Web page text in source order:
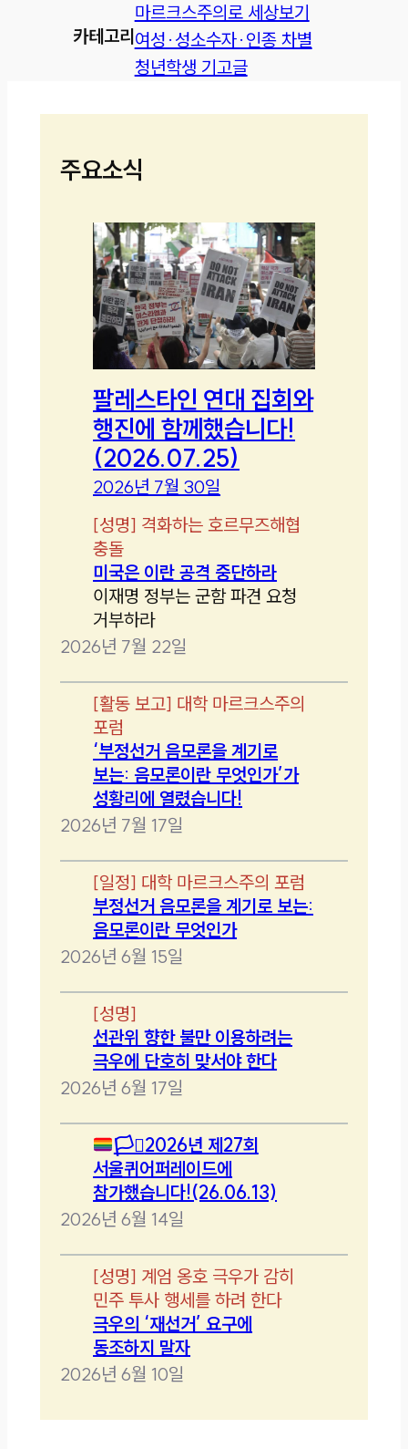
카테고리
마르크스주의로 세상보기
여성·성소수자·인종 차별
청년학생 기고글
주요소식
팔레스타인 연대 집회와
행진에 함께했습니다!
(2026.07.25)
2026년 7월 30일
[성명] 격화하는 호르무즈해협
충돌
미국은 이란 공격 중단하라
이재명 정부는 군함 파견 요청
거부하라
2026년 7월 22일
[활동 보고] 대학 마르크스주의
포럼
‘부정선거 음모론을 계기로
보는: 음모론이란 무엇인가’가
성황리에 열렸습니다!
2026년 7월 17일
[일정] 대학 마르크스주의 포럼
부정선거 음모론을 계기로 보는:
음모론이란 무엇인가
2026년 6월 15일
[성명]
선관위 향한 불만 이용하려는
극우에 단호히 맞서야 한다
2026년 6월 17일
🏳️‍⚧️2026년 제27회
서울퀴어퍼레이드에
참가했습니다!(26.06.13)
2026년 6월 14일
[성명] 계엄 옹호 극우가 감히
민주 투사 행세를 하려 한다
극우의 ‘재선거’ 요구에
동조하지 말자
2026년 6월 10일